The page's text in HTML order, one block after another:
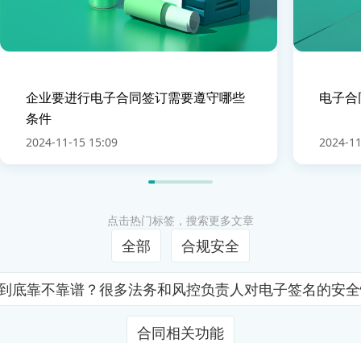
企业要进行电子合同签订需要遵守哪些
条件
2024-11-15 15:09
电子
2024-
点击热门标签，搜索更多文章
全部 合规安全
靠不靠谱？很多法务和风控负责人对电子签名的
合同相关功能